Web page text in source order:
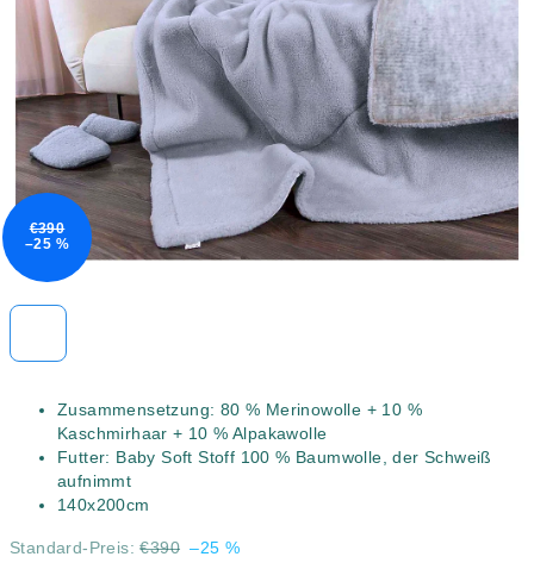
Zusammensetzung: 80 % Merinowolle + 10 %
Kaschmirhaar + 10 % Alpakawolle
Futter: Baby Soft Stoff 100 % Baumwolle, der Schweiß
aufnimmt
140x200cm
Standard-Preis: €390 –25 %
5
Sternen.
€390
–25 %